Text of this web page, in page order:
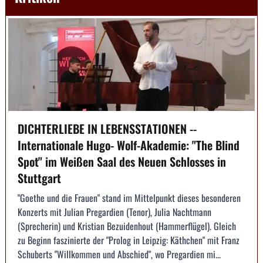
DICHTERLIEBE IN LEBENSSTATIONEN --
Internationale Hugo- Wolf-Akademie: "The Blind
Spot" im Weißen Saal des Neuen Schlosses in
Stuttgart
"Goethe und die Frauen" stand im Mittelpunkt dieses besonderen
Konzerts mit Julian Pregardien (Tenor), Julia Nachtmann
(Sprecherin) und Kristian Bezuidenhout (Hammerflügel). Gleich
zu Beginn faszinierte der "Prolog in Leipzig: Käthchen" mit Franz
Schuberts "Willkommen und Abschied", wo Pregardien mi...